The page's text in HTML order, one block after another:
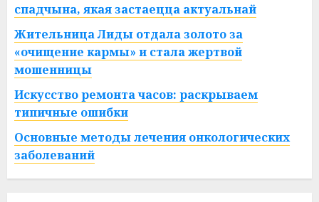
спадчына, якая застаецца актуальнай
Жительница Лиды отдала золото за
«очищение кармы» и стала жертвой
мошенницы
Искусство ремонта часов: раскрываем
типичные ошибки
Основные методы лечения онкологических
заболеваний